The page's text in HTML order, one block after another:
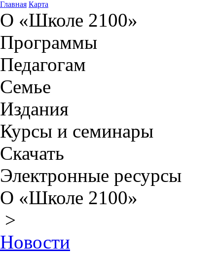
Главная Карта
О «Школе 2100»
Программы
Педагогам
Семье
Издания
Курсы и семинары
Скачать
Электронные ресурсы
О «Школе 2100»
>
Новости